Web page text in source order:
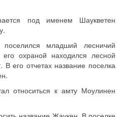
под именем Шаукветен
младший лесничий
охраной находился лесной
его отчетах название поселка
относиться к амту Моулинен